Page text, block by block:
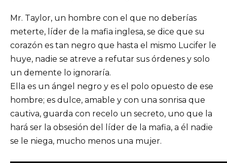
Mr. Taylor, un hombre con el que no deberías
meterte, líder de la mafia inglesa, se dice que su
corazón es tan negro que hasta el mismo Lucifer le
huye, nadie se atreve a refutar sus órdenes y solo
un demente lo ignoraría.
Ella es un ángel negro y es el polo opuesto de ese
hombre; es dulce, amable y con una sonrisa que
cautiva, guarda con recelo un secreto, uno que la
hará ser la obsesión del líder de la mafia, a él nadie
se le niega, mucho menos una mujer.